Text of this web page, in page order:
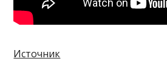
Источник